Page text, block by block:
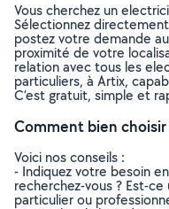
Vous cherchez un
Sélectionnez
postez votre demande
proximité de votre
relation avec tous les
particuliers, à Artix,
C’est gratuit, simple et
Comment bien
Voici nos conseils :
- Indiquez votre besoin
recherchez-vous ? Est-
particulier ou